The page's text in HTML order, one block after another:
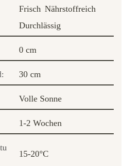
Frisch Nährstoffreich
Durchlässig
0 cm
30 cm
Volle Sonne
1-2 Wochen
15-20°C